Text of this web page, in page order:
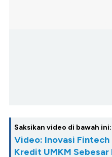
Saksikan video di bawah ini:
Video: Inovasi
Kredit UMKM Sebesar